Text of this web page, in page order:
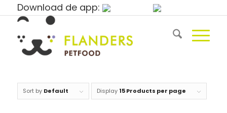
Download de app:
Sort by Default Display 15 Products per page